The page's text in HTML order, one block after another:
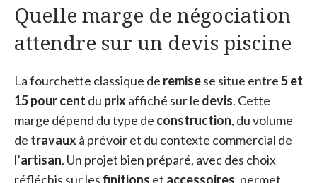
Quelle marge de négociation
attendre sur un devis piscine
La fourchette classique de remisese situe entre5 et
15 pour cent du prix affiché sur le devis. Cette
marge dépend du type de construction, du volume
de travaux à prévoir et du contexte commercial de
l’artisan. Un projet bien préparé, avec des choix
réfléchis sur lesfinitions et accessoires , permet